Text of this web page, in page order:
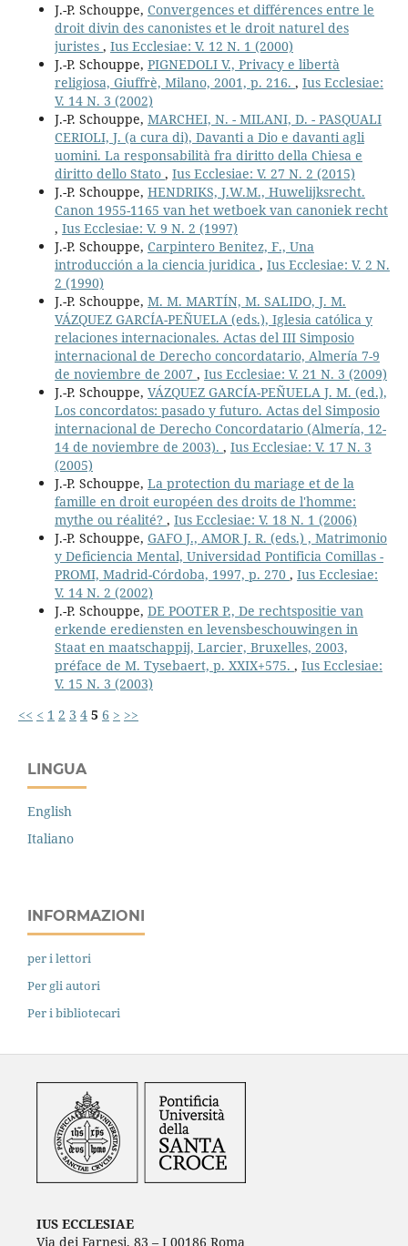
J.-P. Schouppe, Convergences et différences entre le
droit divin des canonistes et le droit naturel des
juristes , Ius Ecclesiae: V. 12 N. 1 (2000)
J.-P. Schouppe, PIGNEDOLI V., Privacy e libertà
religiosa, Giuffrè, Milano, 2001, p. 216. , Ius Ecclesiae:
V. 14 N. 3 (2002)
J.-P. Schouppe, MARCHEI, N. - MILANI, D. - PASQUALI
CERIOLI, J. (a cura di), Davanti a Dio e davanti agli
uomini. La responsabilità fra diritto della Chiesa e
diritto dello Stato , Ius Ecclesiae: V. 27 N. 2 (2015)
J.-P. Schouppe, HENDRIKS, J.W.M., Huwelijksrecht.
Canon 1955-1165 van het wetboek van canoniek recht
, Ius Ecclesiae: V. 9 N. 2 (1997)
J.-P. Schouppe, Carpintero Benitez, F., Una
introducción a la ciencia juridica , Ius Ecclesiae: V. 2 N.
2 (1990)
J.-P. Schouppe, M. M. MARTÍN, M. SALIDO, J. M.
VÁZQUEZ GARCÍA-PEÑUELA (eds.), Iglesia católica y
relaciones internacionales. Actas del III Simposio
internacional de Derecho concordatario, Almería 7-9
de noviembre de 2007 , Ius Ecclesiae: V. 21 N. 3 (2009)
J.-P. Schouppe, VÁZQUEZ GARCÍA-PEÑUELA J. M. (ed.),
Los concordatos: pasado y futuro. Actas del Simposio
internacional de Derecho Concordatario (Almería, 12-
14 de noviembre de 2003). , Ius Ecclesiae: V. 17 N. 3
(2005)
J.-P. Schouppe, La protection du mariage et de la
famille en droit européen des droits de l'homme:
mythe ou réalité? , Ius Ecclesiae: V. 18 N. 1 (2006)
J.-P. Schouppe, GAFO J., AMOR J. R. (eds.) , Matrimonio
y Deficiencia Mental, Universidad Pontificia Comillas -
PROMI, Madrid-Córdoba, 1997, p. 270 , Ius Ecclesiae:
V. 14 N. 2 (2002)
J.-P. Schouppe, DE POOTER P., De rechtspositie van
erkende erediensten en levensbeschouwingen in
Staat en maatschappij, Larcier, Bruxelles, 2003,
préface de M. Tysebaert, p. XXIX+575. , Ius Ecclesiae:
V. 15 N. 3 (2003)
<< < 1 2 3 4 5 6 > >>
LINGUA
English
Italiano
INFORMAZIONI
per i lettori
Per gli autori
Per i bibliotecari
IUS ECCLESIAE
Via dei Farnesi, 83 – I 00186 Roma